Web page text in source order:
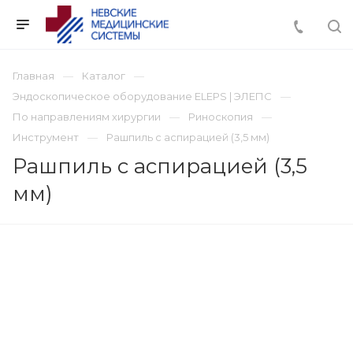
Главная
Каталог
Эндоскопическое оборудование ELEPS | ЭЛЕПС
По направлениям хирургии
Риноскопия
Инструмент
Рашпиль с аспирацией (3,5 мм)
Рашпиль с аспирацией (3,5
мм)